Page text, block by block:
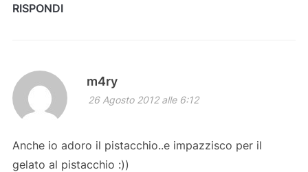
RISPONDI
m4ry
26 Agosto 2012 alle 6:12
Anche io adoro il pistacchio..e impazzisco per il
gelato al pistacchio :))